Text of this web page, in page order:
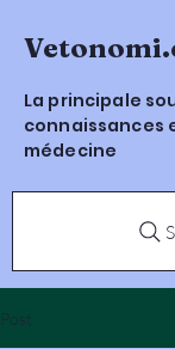
La principale
connaissances
médecine
Post